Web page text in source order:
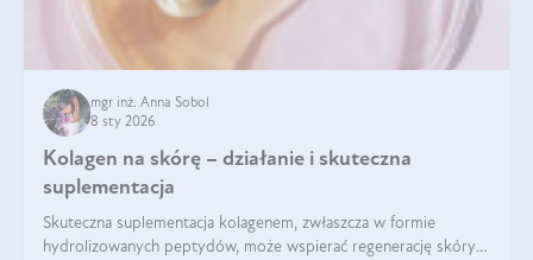
mgr inż. Anna Sobol
8 sty 2026
Kolagen na skórę – działanie i skuteczna
suplementacja
Skuteczna suplementacja kolagenem, zwłaszcza w formie
hydrolizowanych peptydów, może wspierać regenerację skóry i